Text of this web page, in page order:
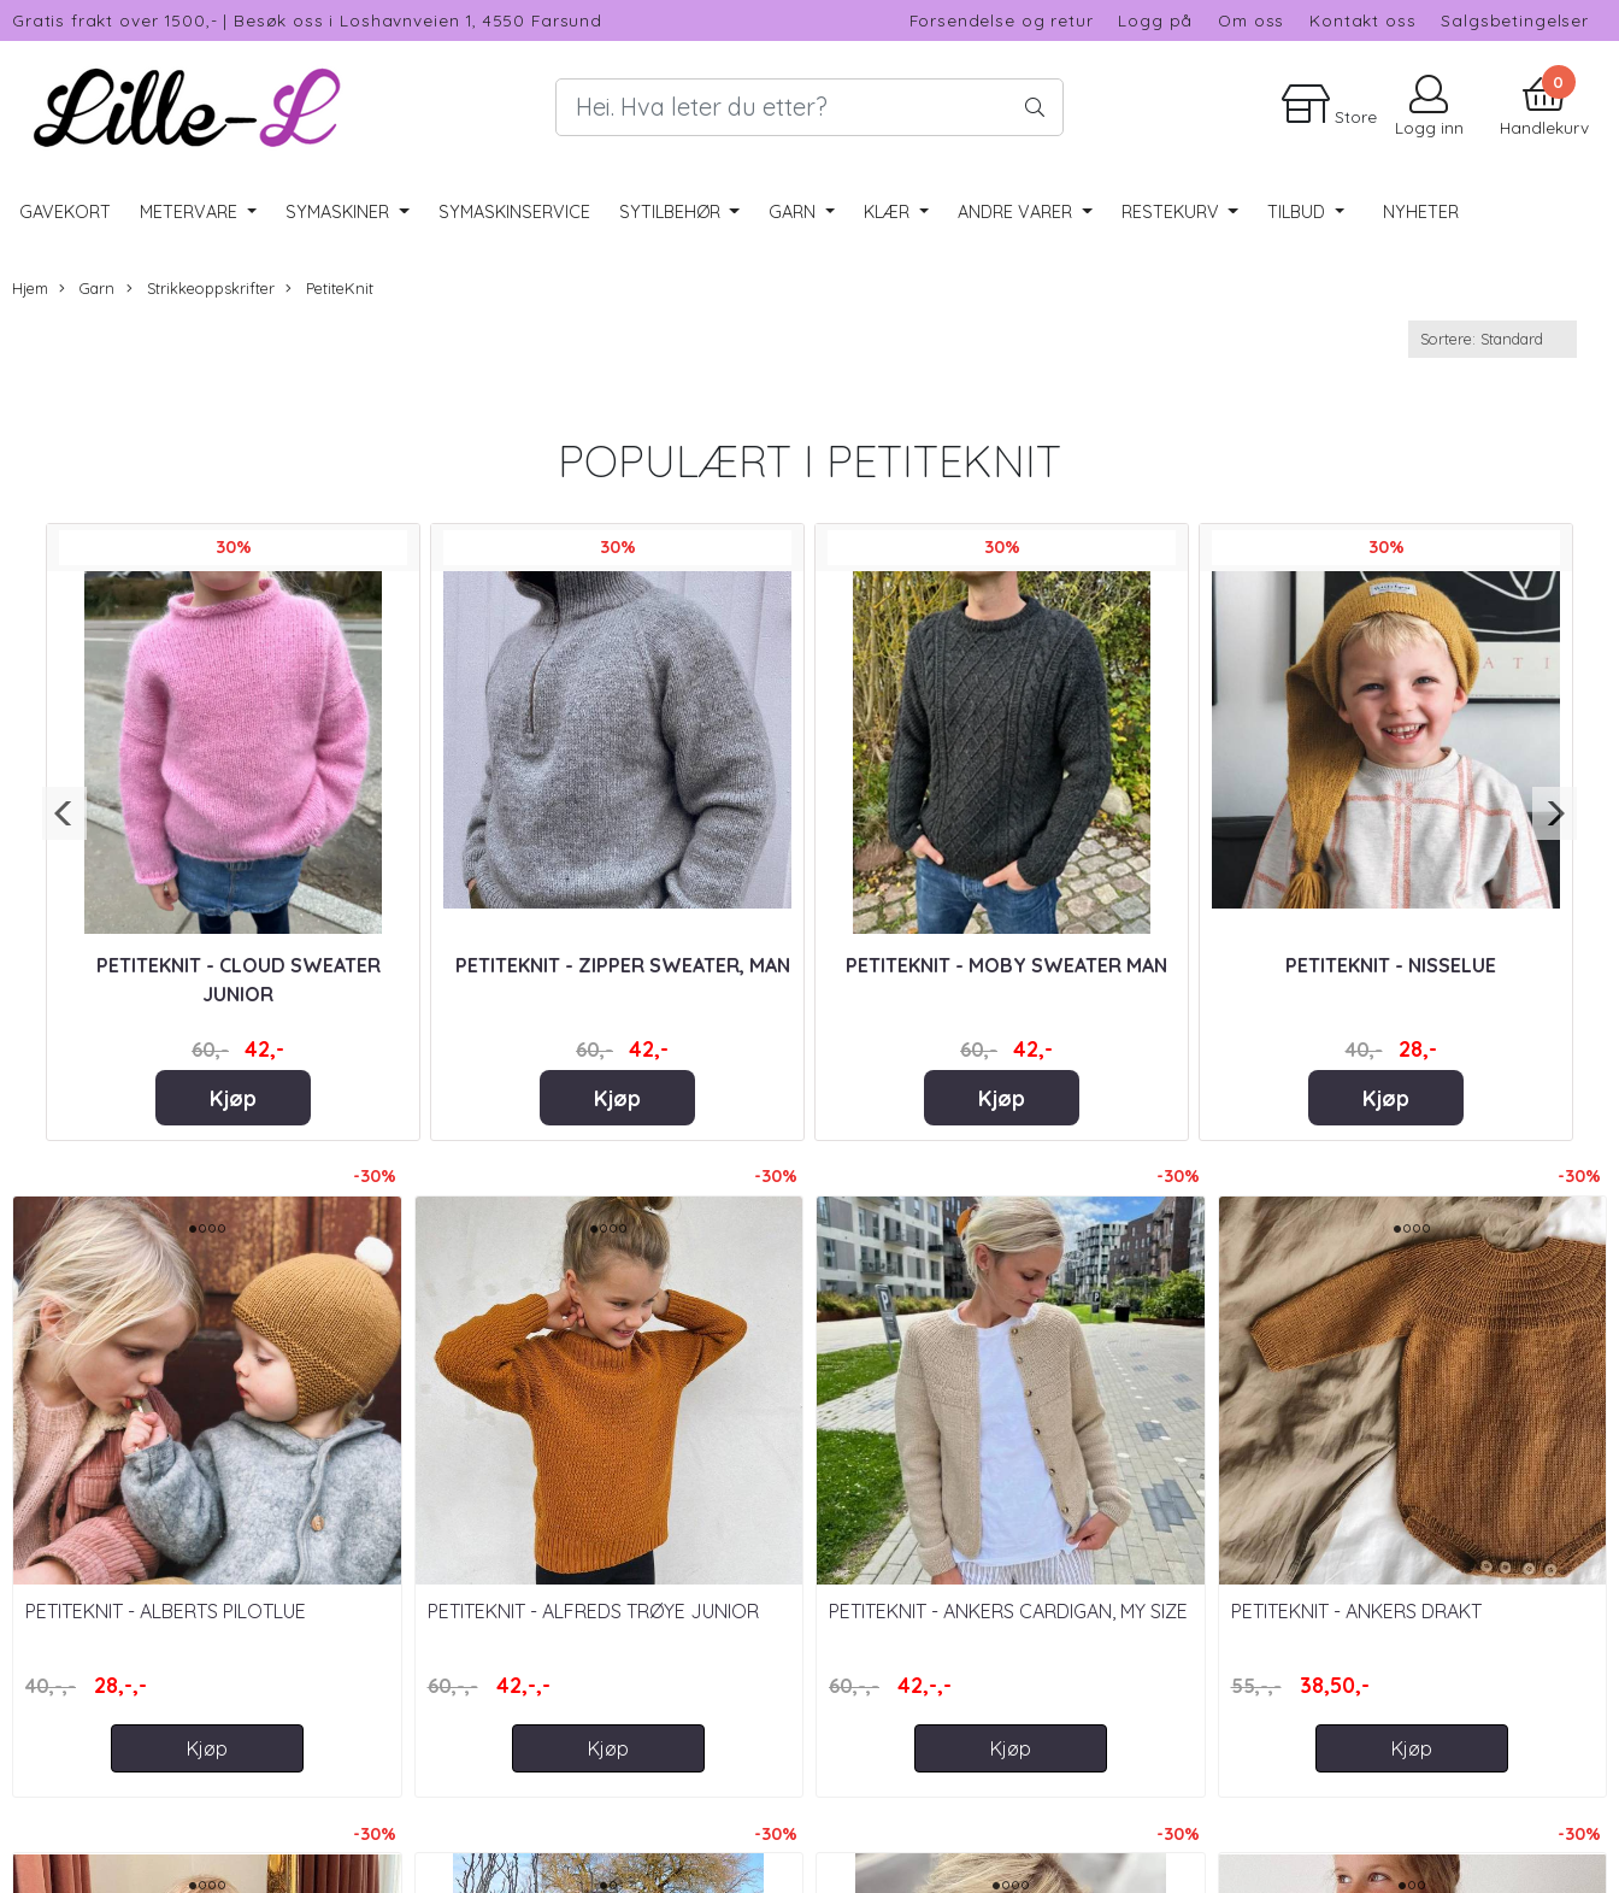
Gratis frakt over 1500,- | Besøk oss i Loshavnveien 1, 4550 Farsund Forsendelse og retur Logg på Om oss Kontakt oss Salgsbetingelser
Store
Logg inn
0
Handlekurv
GAVEKORT METERVARE SYMASKINER SYMASKINSERVICE SYTILBEHØR GARN KLÆR ANDRE VARER RESTEKURV TILBUD NYHETER
Hjem Garn Strikkeoppskrifter PetiteKnit
POPULÆRT I PETITEKNIT
30%
PETITEKNIT - CLOUD SWEATER
JUNIOR
60,-
42,-
Kjøp
30%
PETITEKNIT - ZIPPER SWEATER, MAN
60,-
42,-
Kjøp
30%
PETITEKNIT - MOBY SWEATER MAN
60,-
42,-
Kjøp
30%
PETITEKNIT - NISSELUE
40,-
28,-
Kjøp
-30%
PETITEKNIT - ALBERTS PILOTLUE
40,-,- 28,-,-
Kjøp
-30%
PETITEKNIT - ALFREDS TRØYE JUNIOR
60,-,- 42,-,-
Kjøp
-30%
PETITEKNIT - ANKERS CARDIGAN, MY SIZE
60,-,- 42,-,-
Kjøp
-30%
PETITEKNIT - ANKERS DRAKT
55,-,- 38,50,-
Kjøp
-30% -30% -30% -30%